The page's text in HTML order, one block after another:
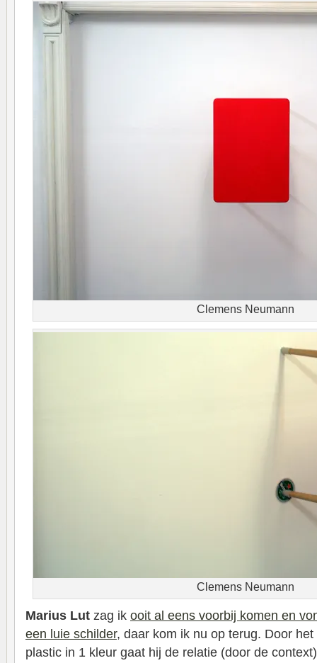
Clemens Neumann
Clemens Neumann
Marius Lut zag ik ooit al eens voorbij komen en
een luie schilder, daar kom ik nu op terug. Door
plastic in 1 kleur gaat hij de relatie (door de